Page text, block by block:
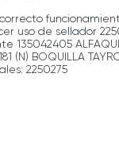
uso de sellador
135042405
(N) BOQUILLA
2250275